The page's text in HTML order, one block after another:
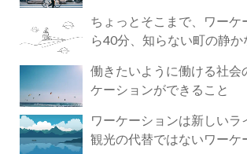
ちょっとそこまで、ワーケ
ら40分、知らない町の静か
働きたいように働ける社会
ケーションができること
ワーケーションは新しいラ
観光の代替ではないワーケ